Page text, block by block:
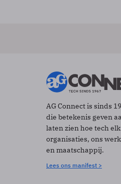
AG Connect is sinds
die betekenis geven
laten zien hoe tech
organisaties, ons
en maatschappij.
Lees ons manifest >